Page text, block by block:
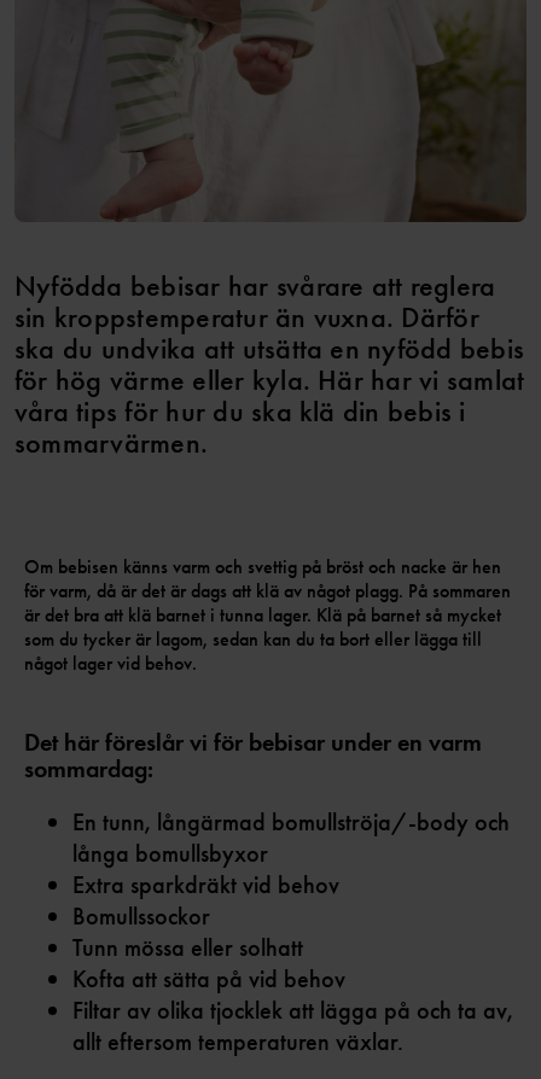
Nyfödda bebisar har svårare att reglera
sin kroppstemperatur än vuxna. Därför
ska du undvika att utsätta en nyfödd bebis
för hög värme eller kyla. Här har vi samlat
våra tips för hur du ska klä din bebis i
sommarvärmen.
Om bebisen känns varm och svettig på bröst och nacke är hen
för varm, då är det är dags att klä av något plagg. På sommaren
är det bra att klä barnet i tunna lager. Klä på barnet så mycket
som du tycker är lagom, sedan kan du ta bort eller lägga till
något lager vid behov.
Det här föreslår vi för bebisar under en varm
sommardag:
En tunn, långärmad bomullströja/-body och
långa bomullsbyxor
Extra sparkdräkt vid behov
Bomullssockor
Tunn mössa eller solhatt
Kofta att sätta på vid behov
Filtar av olika tjocklek att lägga på och ta av,
allt eftersom temperaturen växlar.